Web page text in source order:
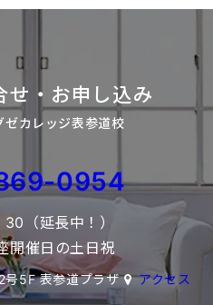
せ・お申し込み
ゼカレッジ表参道校
0954
（延長中！）
開催日の土日祝
号5F 表参道プラザ アクセス